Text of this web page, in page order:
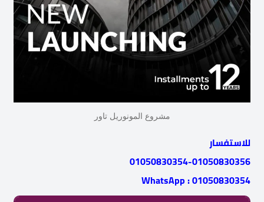
مشروع المونوريل تاور
للاستفسار
01050830354-01050830356
WhatsApp : 01050830354